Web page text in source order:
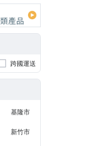
跨國運送
基隆市
新竹市